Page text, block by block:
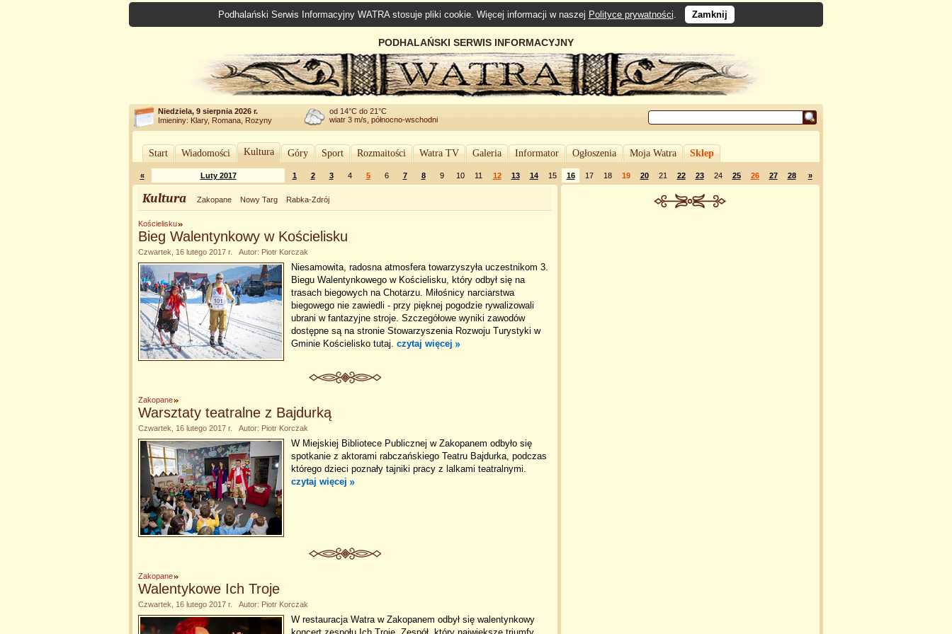
Podhalański Serwis Informacyjny WATRA stosuje pliki cookie. Więcej informacji w naszej Polityce prywatności. Zamknij
PODHALAŃSKI SERWIS INFORMACYJNY
Niedziela, 9 sierpnia 2026 r.
Imieniny: Klary, Romana, Rozyny
od 14°C do 21°C
wiatr 3 m/s, północno-wschodni
Start Wiadomości Kultura Góry Sport Rozmaitości Watra TV Galeria Informator Ogłoszenia Moja Watra Sklep
« Luty 2017 1 2 3 4 5 6 7 8 9 10 11 12 13 14 15 16 17 18 19 20 21 22 23 24 25 26 27 28 »
Kultura Zakopane Nowy Targ Rabka-Zdrój
Kościelisku
Bieg Walentynkowy w Kościelisku
Czwartek, 16 lutego 2017 r. Autor: Piotr Korczak
Niesamowita, radosna atmosfera towarzyszyła uczestnikom 3.
Biegu Walentynkowego w Kościelisku, który odbył się na
trasach biegowych na Chotarzu. Miłośnicy narciarstwa
biegowego nie zawiedli - przy pięknej pogodzie rywalizowali
ubrani w fantazyjne stroje. Szczegółowe wyniki zawodów
dostępne są na stronie Stowarzyszenia Rozwoju Turystyki w
Gminie Kościelisko tutaj. czytaj więcej
Zakopane
Warsztaty teatralne z Bajdurką
Czwartek, 16 lutego 2017 r. Autor: Piotr Korczak
W Miejskiej Bibliotece Publicznej w Zakopanem odbyło się
spotkanie z aktorami rabczańskiego Teatru Bajdurka, podczas
którego dzieci poznały tajniki pracy z lalkami teatralnymi.
czytaj więcej
Zakopane
Walentykowe Ich Troje
Czwartek, 16 lutego 2017 r. Autor: Piotr Korczak
W restauracja Watra w Zakopanem odbył się walentynkowy